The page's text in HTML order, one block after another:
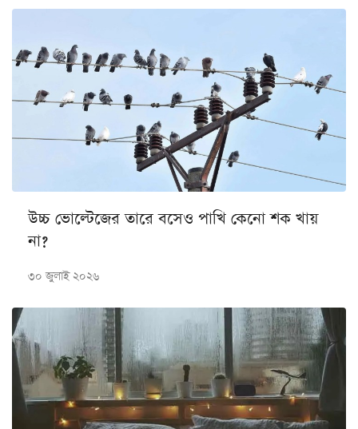
উচ্চ ভোল্টেজের তারে বসেও পাখি কেনো শক খায়
না?
৩০ জুলাই ২০২৬